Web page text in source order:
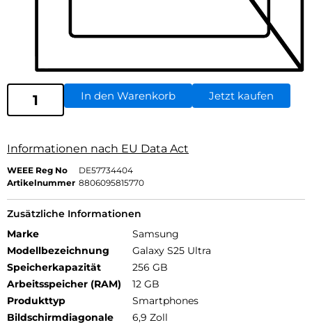
In den Warenkorb Jetzt kaufen
Informationen nach EU Data Act
WEEE Reg No
DE57734404
Artikelnummer 8806095815770
Zusätzliche Informationen
Marke
Samsung
Modellbezeichnung
Galaxy S25 Ultra
Speicherkapazität
256 GB
Arbeitsspeicher (RAM)
12 GB
Produkttyp
Smartphones
Bildschirmdiagonale
6,9 Zoll